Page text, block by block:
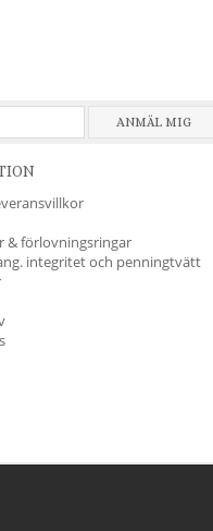
ANMÄL MIG
& förlovningsringar
integritet och penningtvätt